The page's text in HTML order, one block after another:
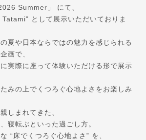
Summer」 にて、
として展示いただいておりま
夏や日本ならではの魅力を感じられる
画で、
実際に座って体験いただける形で展示
みの上でくつろぐ心地よさをお楽しみ
しまれてきた、
寝転ぶといった過ごし方。
“床でくつろぐ心地よさ” を、